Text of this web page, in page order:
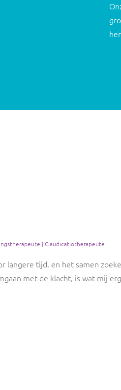
| Claudicatiotherapeute
langere tijd, en het samen
met de klacht, is wat mij erg